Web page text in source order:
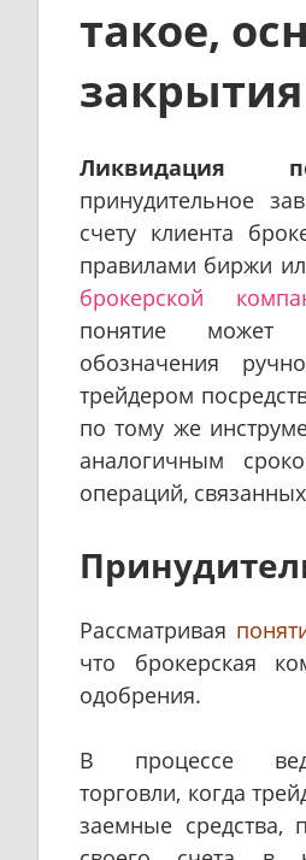
такое,
Ликвидация
принудительное
счету клиента
правилами биржи
брокерской
понятие может
обозначения
трейдером
по тому же
аналогичным
операций,
Рассматривая
что брокерская
одобрения.
В процессе
торговли, когда
заемные средства,